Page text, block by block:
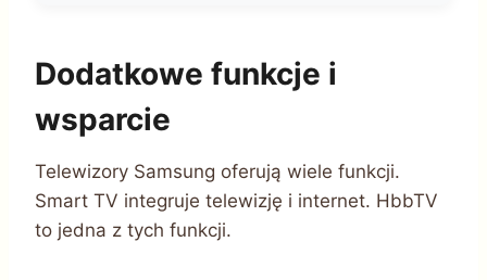
Dodatkowe funkcje i
wsparcie
Telewizory Samsung oferują wiele funkcji.
Smart TV integruje telewizję i internet. HbbTV
to jedna z tych funkcji.